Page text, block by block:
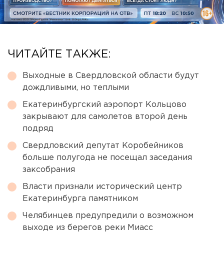
ЧИТАЙТЕ ТАКЖЕ:
Выходные в Свердловской области будут
дождливыми, но теплыми
Екатеринбургский аэропорт Кольцово
закрывают для самолетов второй день
подряд
Свердловский депутат Коробейников
больше полугода не посещал заседания
заксобрания
Власти признали исторический центр
Екатеринбурга памятником
Челябинцев предупредили о возможном
выходе из берегов реки Миасс